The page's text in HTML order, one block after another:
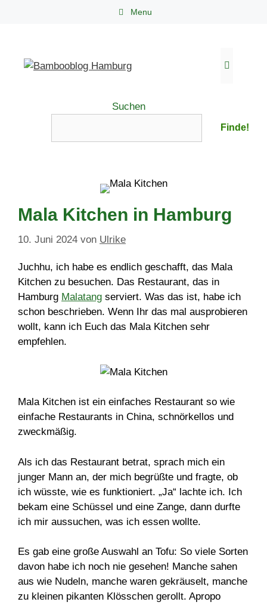
Menu
Suchen
Finde!
Mala Kitchen in Hamburg
10. Juni 2024 von Ulrike
Juchhu, ich habe es endlich geschafft, das Mala
Kitchen zu besuchen. Das Restaurant, das in
Hamburg Malatang serviert. Was das ist, habe ich
schon beschrieben. Wenn Ihr das mal ausprobieren
wollt, kann ich Euch das Mala Kitchen sehr
empfehlen.
Mala Kitchen ist ein einfaches Restaurant so wie
einfache Restaurants in China, schnörkellos und
zweckmäßig.
Als ich das Restaurant betrat, sprach mich ein
junger Mann an, der mich begrüßte und fragte, ob
ich wüsste, wie es funktioniert. „Ja“ lachte ich. Ich
bekam eine Schüssel und eine Zange, dann durfte
ich mir aussuchen, was ich essen wollte.
Es gab eine große Auswahl an Tofu: So viele Sorten
davon habe ich noch nie gesehen! Manche sahen
aus wie Nudeln, manche waren gekräuselt, manche
zu kleinen pikanten Klösschen gerollt. Apropo